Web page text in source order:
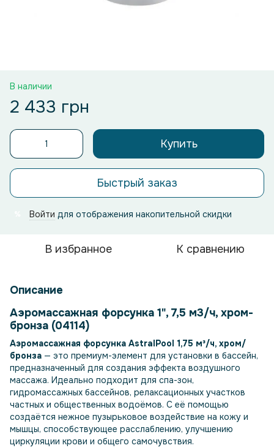
В наличии
2 433 грн
Купить
Быстрый заказ
Войти для отображения накопительной скидки
В избранное К сравнению
Описание
Аэромассажная форсунка 1", 7,5 м3/ч, хром-
бронза (04114)
Аэромассажная форсунка AstralPool 1,75 м³/ч, хром/
бронза — это премиум-элемент для установки в бассейн,
предназначенный для создания эффекта воздушного
массажа. Идеально подходит для спа-зон,
гидромассажных бассейнов, релаксационных участков
частных и общественных водоёмов. С её помощью
создаётся нежное пузырьковое воздействие на кожу и
мышцы, способствующее расслаблению, улучшению
циркуляции крови и общего самочувствия.